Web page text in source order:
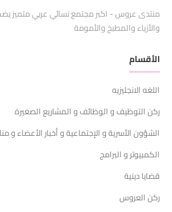
منتدى عروس - اكبر مجتمع نسائي عربي متميز
والأزياء والمطبخ والأمومة
الأقسام
اللغه الانجليزيه
ركن التوظيف و الوظائف و المشاريع الصغيرة
الشؤون الأسرية و الإجتماعية و أخبار الأعضاء و
الكمبيوتر و البرامج
قضايا دينية
ركن العروس